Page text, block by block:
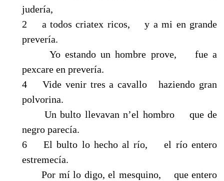
judería,
2 a todos criatex ricos, y a mi en grande
prevería.
Yo estando un hombre prove, fue a
pexcare en prevería.
4 Vide venir tres a cavallo haziendo gran
polvorina.
Un bulto llevavan n’el hombro que de
negro parecía.
6 El bulto lo hecho al río, el río entero
estremecía.
Por mí lo digo, el mesquino, que entero